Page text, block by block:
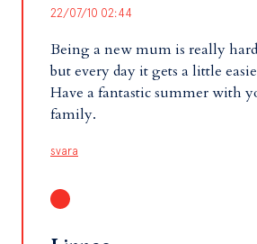
22/07/10 02:44
Being a new mum is really
but every day it gets a little
Have a fantastic summer with
family.
svara